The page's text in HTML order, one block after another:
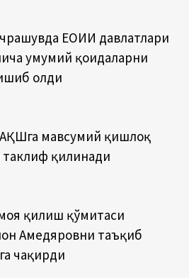
ЕОИИ давлатлари
умумий қоидаларни
олди
мавсумий қишлоқ
қилинади
қилиш қўмитаси
Аҳмедяровни таъқиб
чақирди